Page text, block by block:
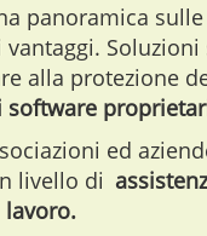
panoramica
alla protezione
software
ed
livello di